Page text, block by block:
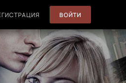
ВОЙТИ